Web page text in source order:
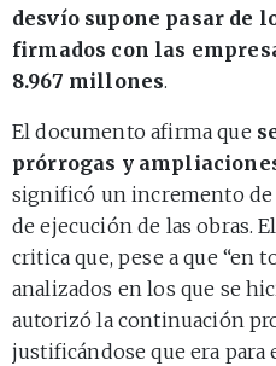
desvío supone pasar de
firmados con las
8.967 millones.
El documento afirma que
prórrogas y
significó un incremento de
de ejecución de las obras.
critica que, pese a que “en
analizados en los que se
autorizó la continuación
justificándose que era